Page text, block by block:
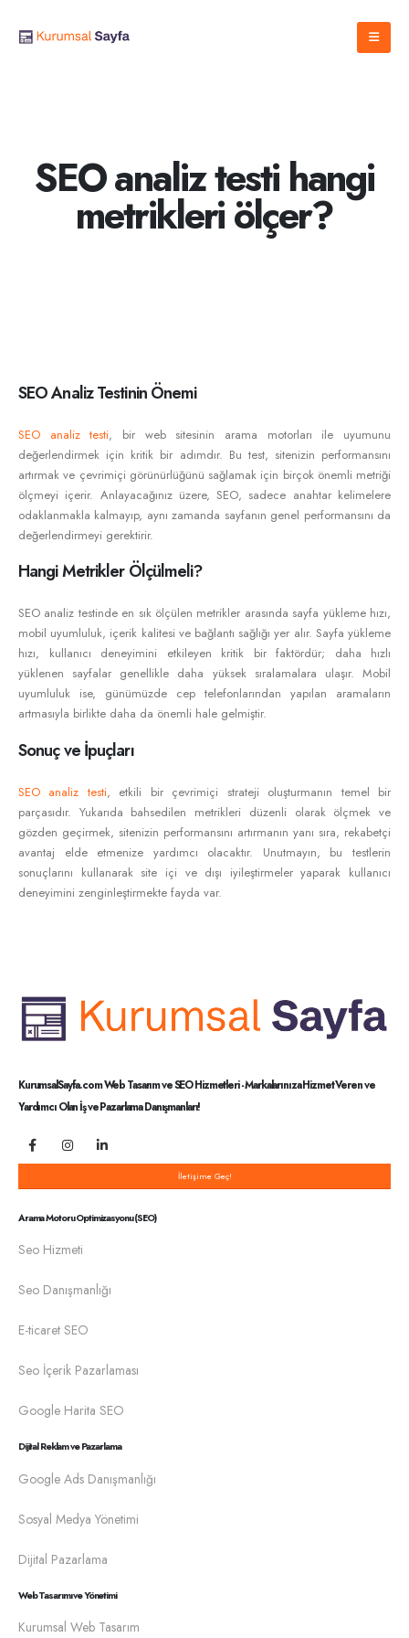
SEO analiz testi hangi
metrikleri ölçer?
SEO Analiz Testinin Önemi
SEO analiz testi, bir web sitesinin arama motorları ile uyumunu
değerlendirmek için kritik bir adımdır. Bu test, sitenizin performansını
artırmak ve çevrimiçi görünürlüğünü sağlamak için birçok önemli metriği
ölçmeyi içerir. Anlayacağınız üzere, SEO, sadece anahtar kelimelere
odaklanmakla kalmayıp, aynı zamanda sayfanın genel performansını da
değerlendirmeyi gerektirir.
Hangi Metrikler Ölçülmeli?
SEO analiz testinde en sık ölçülen metrikler arasında sayfa yükleme hızı,
mobil uyumluluk, içerik kalitesi ve bağlantı sağlığı yer alır. Sayfa yükleme
hızı, kullanıcı deneyimini etkileyen kritik bir faktördür; daha hızlı
yüklenen sayfalar genellikle daha yüksek sıralamalara ulaşır. Mobil
uyumluluk ise, günümüzde cep telefonlarından yapılan aramaların
artmasıyla birlikte daha da önemli hale gelmiştir.
Sonuç ve İpuçları
SEO analiz testi, etkili bir çevrimiçi strateji oluşturmanın temel bir
parçasıdır. Yukarıda bahsedilen metrikleri düzenli olarak ölçmek ve
gözden geçirmek, sitenizin performansını artırmanın yanı sıra, rekabetçi
avantaj elde etmenize yardımcı olacaktır. Unutmayın, bu testlerin
sonuçlarını kullanarak site içi ve dışı iyileştirmeler yaparak kullanıcı
deneyimini zenginleştirmekte fayda var.
KurumsalSayfa.com Web Tasarım ve SEO Hizmetleri - Markalarınıza Hizmet Veren ve
Yardımcı Olan İş ve Pazarlama Danışmanları!
İletişime Geç!
Arama Motoru Optimizasyonu (SEO)
Seo Hizmeti
Seo Danışmanlığı
E-ticaret SEO
Seo İçerik Pazarlaması
Google Harita SEO
Dijital Reklam ve Pazarlama
Google Ads Danışmanlığı
Sosyal Medya Yönetimi
Dijital Pazarlama
Web Tasarımı ve Yönetimi
Kurumsal Web Tasarım